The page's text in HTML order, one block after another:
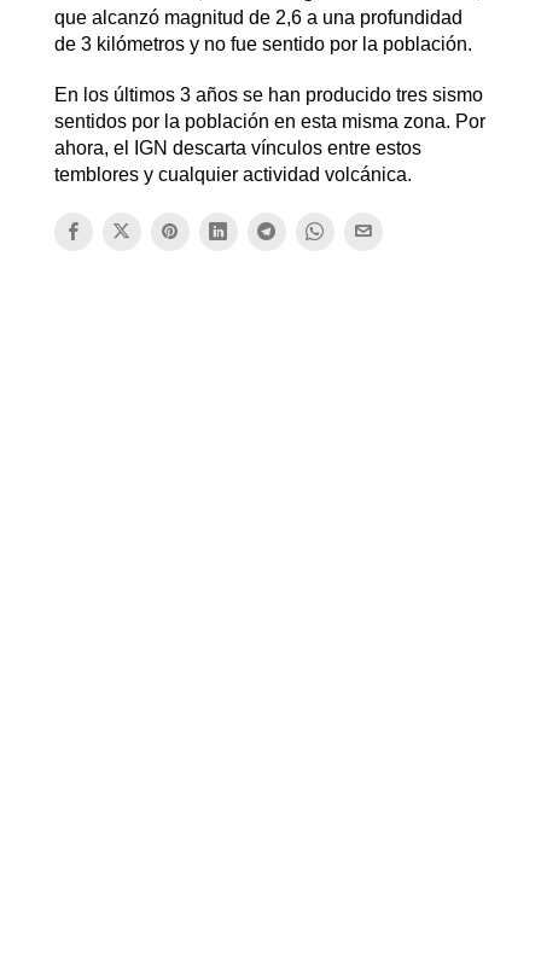
que alcanzó magnitud de 2,6 a una profundidad
de 3 kilómetros y no fue sentido por la población.
En los últimos 3 años se han producido tres sismo
sentidos por la población en esta misma zona. Por
ahora, el IGN descarta vínculos entre estos
temblores y cualquier actividad volcánica.